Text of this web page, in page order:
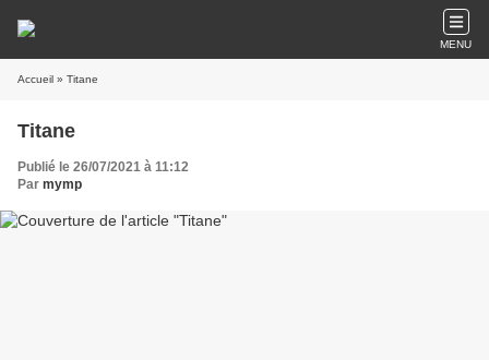
MENU
Accueil » Titane
Titane
Publié le 26/07/2021 à 11:12
Par mymp